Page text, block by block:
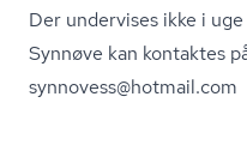
Der undervises ikke i
Synnøve kan kontaktes
synnovess@hotmail.com